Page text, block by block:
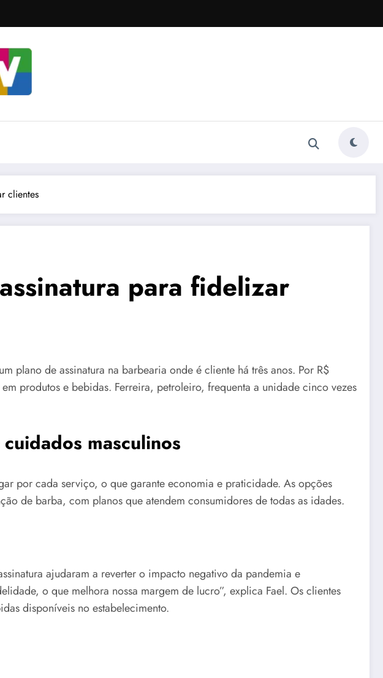
clientes
para fidelizar
plano de assinatura na barbearia onde é cliente há três anos. Por R$
produtos e bebidas. Ferreira, petroleiro, frequenta a unidade cinco vezes
masculinos
por cada serviço, o que garante economia e praticidade. As opções
de barba, com planos que atendem consumidores de todas as idades.
ajudaram a reverter o impacto negativo da pandemia e
o que melhora nossa margem de lucro”, explica Fael. Os clientes
disponíveis no estabelecimento.